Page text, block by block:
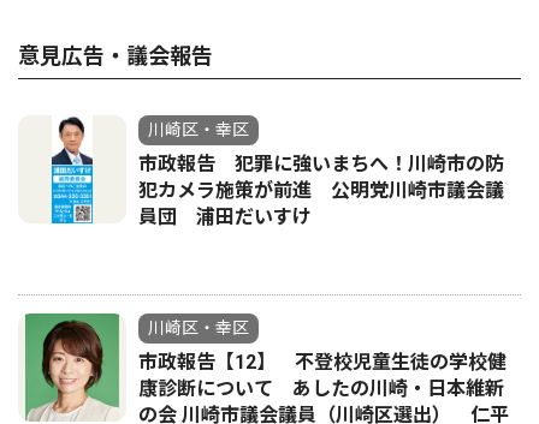
意見広告・議会報告
川崎区・幸区
市政報告 犯罪に強いまちへ！川崎市の防
犯カメラ施策が前進 公明党川崎市議会議
員団 浦田だいすけ
川崎区・幸区
市政報告【12】 不登校児童生徒の学校健
康診断について あしたの川崎・日本維新
の会 川崎市議会議員（川崎区選出） 仁平